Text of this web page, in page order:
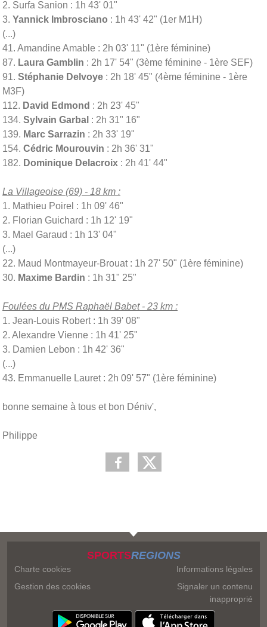
2. Surfa Sanion : 1h 43' 01"
3. Yannick Imbrosciano : 1h 43' 42" (1er M1H)
(...)
41. Amandine Amable : 2h 03' 11" (1ère féminine)
87. Laura Gamblin : 2h 17' 54" (3ème féminine - 1ère SEF)
91. Stéphanie Delvoye : 2h 18' 45" (4ème féminine - 1ère
M3F)
112. David Edmond : 2h 23' 45"
134. Sylvain Garbal : 2h 31" 16"
139. Marc Sarrazin : 2h 33' 19"
154. Cédric Mourouvin : 2h 36' 31"
182. Dominique Delacroix : 2h 41' 44"
La Villageoise (69) - 18 km :
1. Mathieu Poirel : 1h 09' 46"
2. Florian Guichard : 1h 12' 19"
3. Mael Garaud : 1h 13' 04"
(...)
22. Maud Montmayeur-Brouat : 1h 27' 50" (1ère féminine)
30. Maxime Bardin : 1h 31" 25"
Foulées du PMS Raphaël Babet - 23 km :
1. Jean-Louis Robert : 1h 39' 08"
2. Alexandre Vienne : 1h 41' 25"
3. Damien Lebon : 1h 42' 36"
(...)
43. Emmanuelle Lauret : 2h 09' 57" (1ère féminine)
bonne semaine à tous et bon Déniv',
Philippe
SPORTSREGIONS
Charte cookies
Gestion des cookies
Informations légales
Signaler un contenu
inapproprié